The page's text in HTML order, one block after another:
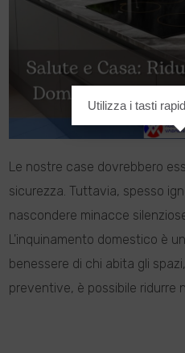
Le nostre case dovrebbero
sicurezza. Tuttavia, spesso
nascondere minacce
L'inquinamento domestico è
benessere di chi abita gli
preventive, è possibile ridurre
Utilizza i tasti